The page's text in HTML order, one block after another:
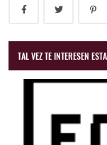
TAL VEZ TE INTERESEN